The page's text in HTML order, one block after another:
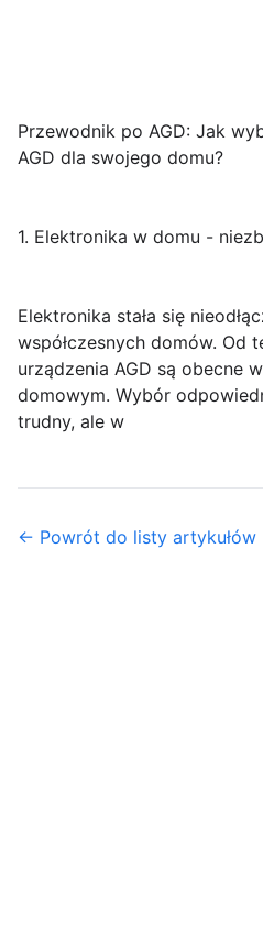
Przewodnik po AGD: Jak
AGD dla swojego domu?
1. Elektronika w domu -
Elektronika stała się
współczesnych domów. Od
urządzenia AGD są obecne
domowym. Wybór
trudny, ale w
← Powrót do listy artykułów